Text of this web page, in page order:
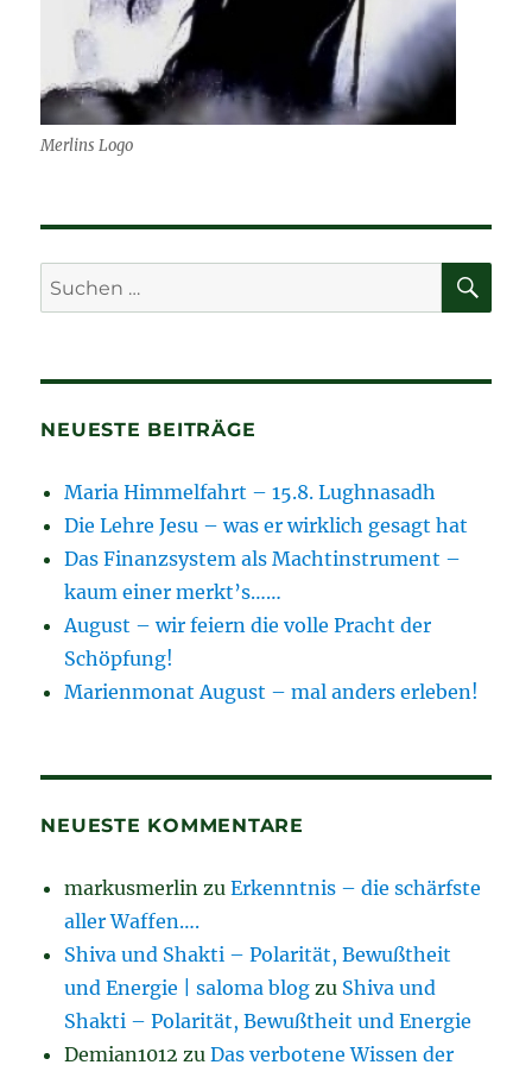
Merlins Logo
Suchen
nach:
NEUESTE BEITRÄGE
Maria Himmelfahrt – 15.8. Lughnasadh
Die Lehre Jesu – was er wirklich gesagt hat
Das Finanzsystem als Machtinstrument –
kaum einer merkt’s……
August – wir feiern die volle Pracht der
Schöpfung!
Marienmonat August – mal anders erleben!
NEUESTE KOMMENTARE
markusmerlin zuErkenntnis – die schärfste
aller Waffen….
Shiva und Shakti – Polarität, Bewußtheit
und Energie | saloma blog zu Shiva und
Shakti – Polarität, Bewußtheit und Energie
Demian1012 zuDas verbotene Wissen der